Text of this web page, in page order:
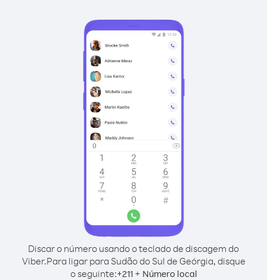
Discar o número usando o teclado de discagem do
Viber.Para ligar para Sudão do Sul de Geórgia, disque
o seguinte:+211+ Número local